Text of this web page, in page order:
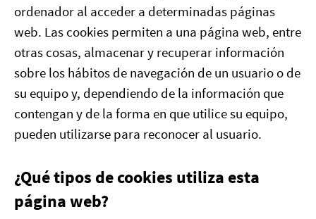
ordenador al acceder a determinadas páginas
web. Las cookies permiten a una página web, entre
otras cosas, almacenar y recuperar información
sobre los hábitos de navegación de un usuario o de
su equipo y, dependiendo de la información que
contengan y de la forma en que utilice su equipo,
pueden utilizarse para reconocer al usuario.
¿Qué tipos de cookies utiliza esta
página web?